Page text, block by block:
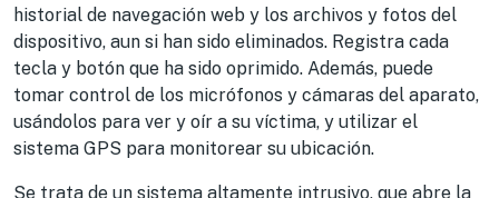
historial de navegación web y los archivos y fotos del
dispositivo, aun si han sido eliminados. Registra cada
tecla y botón que ha sido oprimido. Además, puede
tomar control de los micrófonos y cámaras del aparato,
usándolos para ver y oír a su víctima, y utilizar el
sistema GPS para monitorear su ubicación.
Se trata de un sistema altamente intrusivo, que abre la